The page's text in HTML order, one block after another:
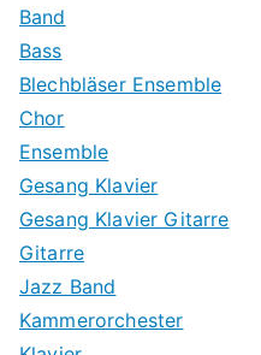
Band
Bass
Blechbläser Ensemble
Chor
Ensemble
Gesang Klavier
Gesang Klavier Gitarre
Gitarre
Jazz Band
Kammerorchester